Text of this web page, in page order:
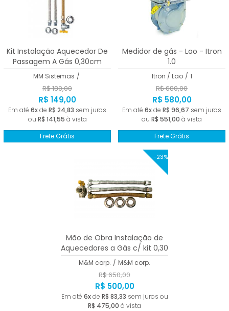
Kit Instalação Aquecedor De
Passagem A Gás 0,30cm
MM Sistemas /
R$ 180,00
R$ 149,00
Em até 6xde R$ 24,83 sem juros
ou R$ 141,55 à vista
Frete Grátis
Medidor de gás - Lao - Itron
1.0
Itron / Lao / 1
R$ 680,00
R$ 580,00
Em até 6xde R$ 96,67 sem juros
ou R$ 551,00 à vista
Frete Grátis
-23%
Mão de Obra Instalação de
Aquecedores a Gás c/ kit 0,30
+ 3mts de duto
M&M corp. / M&M corp.
R$ 650,00
R$ 500,00
Em até 6xde R$ 83,33 sem juros ou
R$ 475,00 à vista